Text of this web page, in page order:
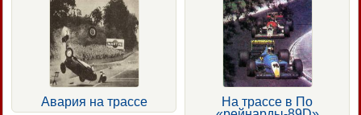
Авария на трассе
На трассе в По